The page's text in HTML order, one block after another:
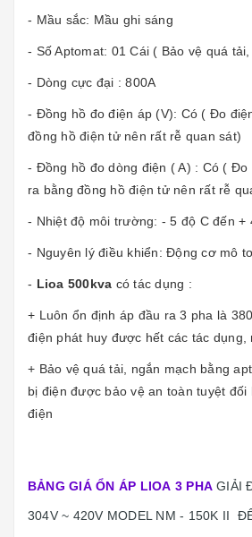
- Mầu sắc: Mầu ghi sáng
- Số Aptomat: 01 Cái ( Bảo vệ quá
- Dòng cực đại : 800A
- Đồng hồ đo điện áp (V): Có ( Đo
đồng hồ điện tử nên rất rễ quan sát)
- Đồng hồ đo dòng điện ( A) : Có ( Đo
ra bằng đồng hồ điện tử nên rất rễ
- Nhiệt độ môi trường: - 5 độ C đến +
- Nguyên lý điều khiển: Động cơ mô
- Lioa 500kva có tác dụng :
+ Luôn ổn định áp đầu ra 3 pha là
điện phát huy được hết các tác dụng,
+ Bảo vệ quá tải, ngắn mạch bằng
bị điện được bảo vệ an toàn tuyệt đối
điện
BẢNG GIÁ ỔN ÁP LIOA 3 PHAGIẢI
304V ~ 420V MODEL NM - 150K II